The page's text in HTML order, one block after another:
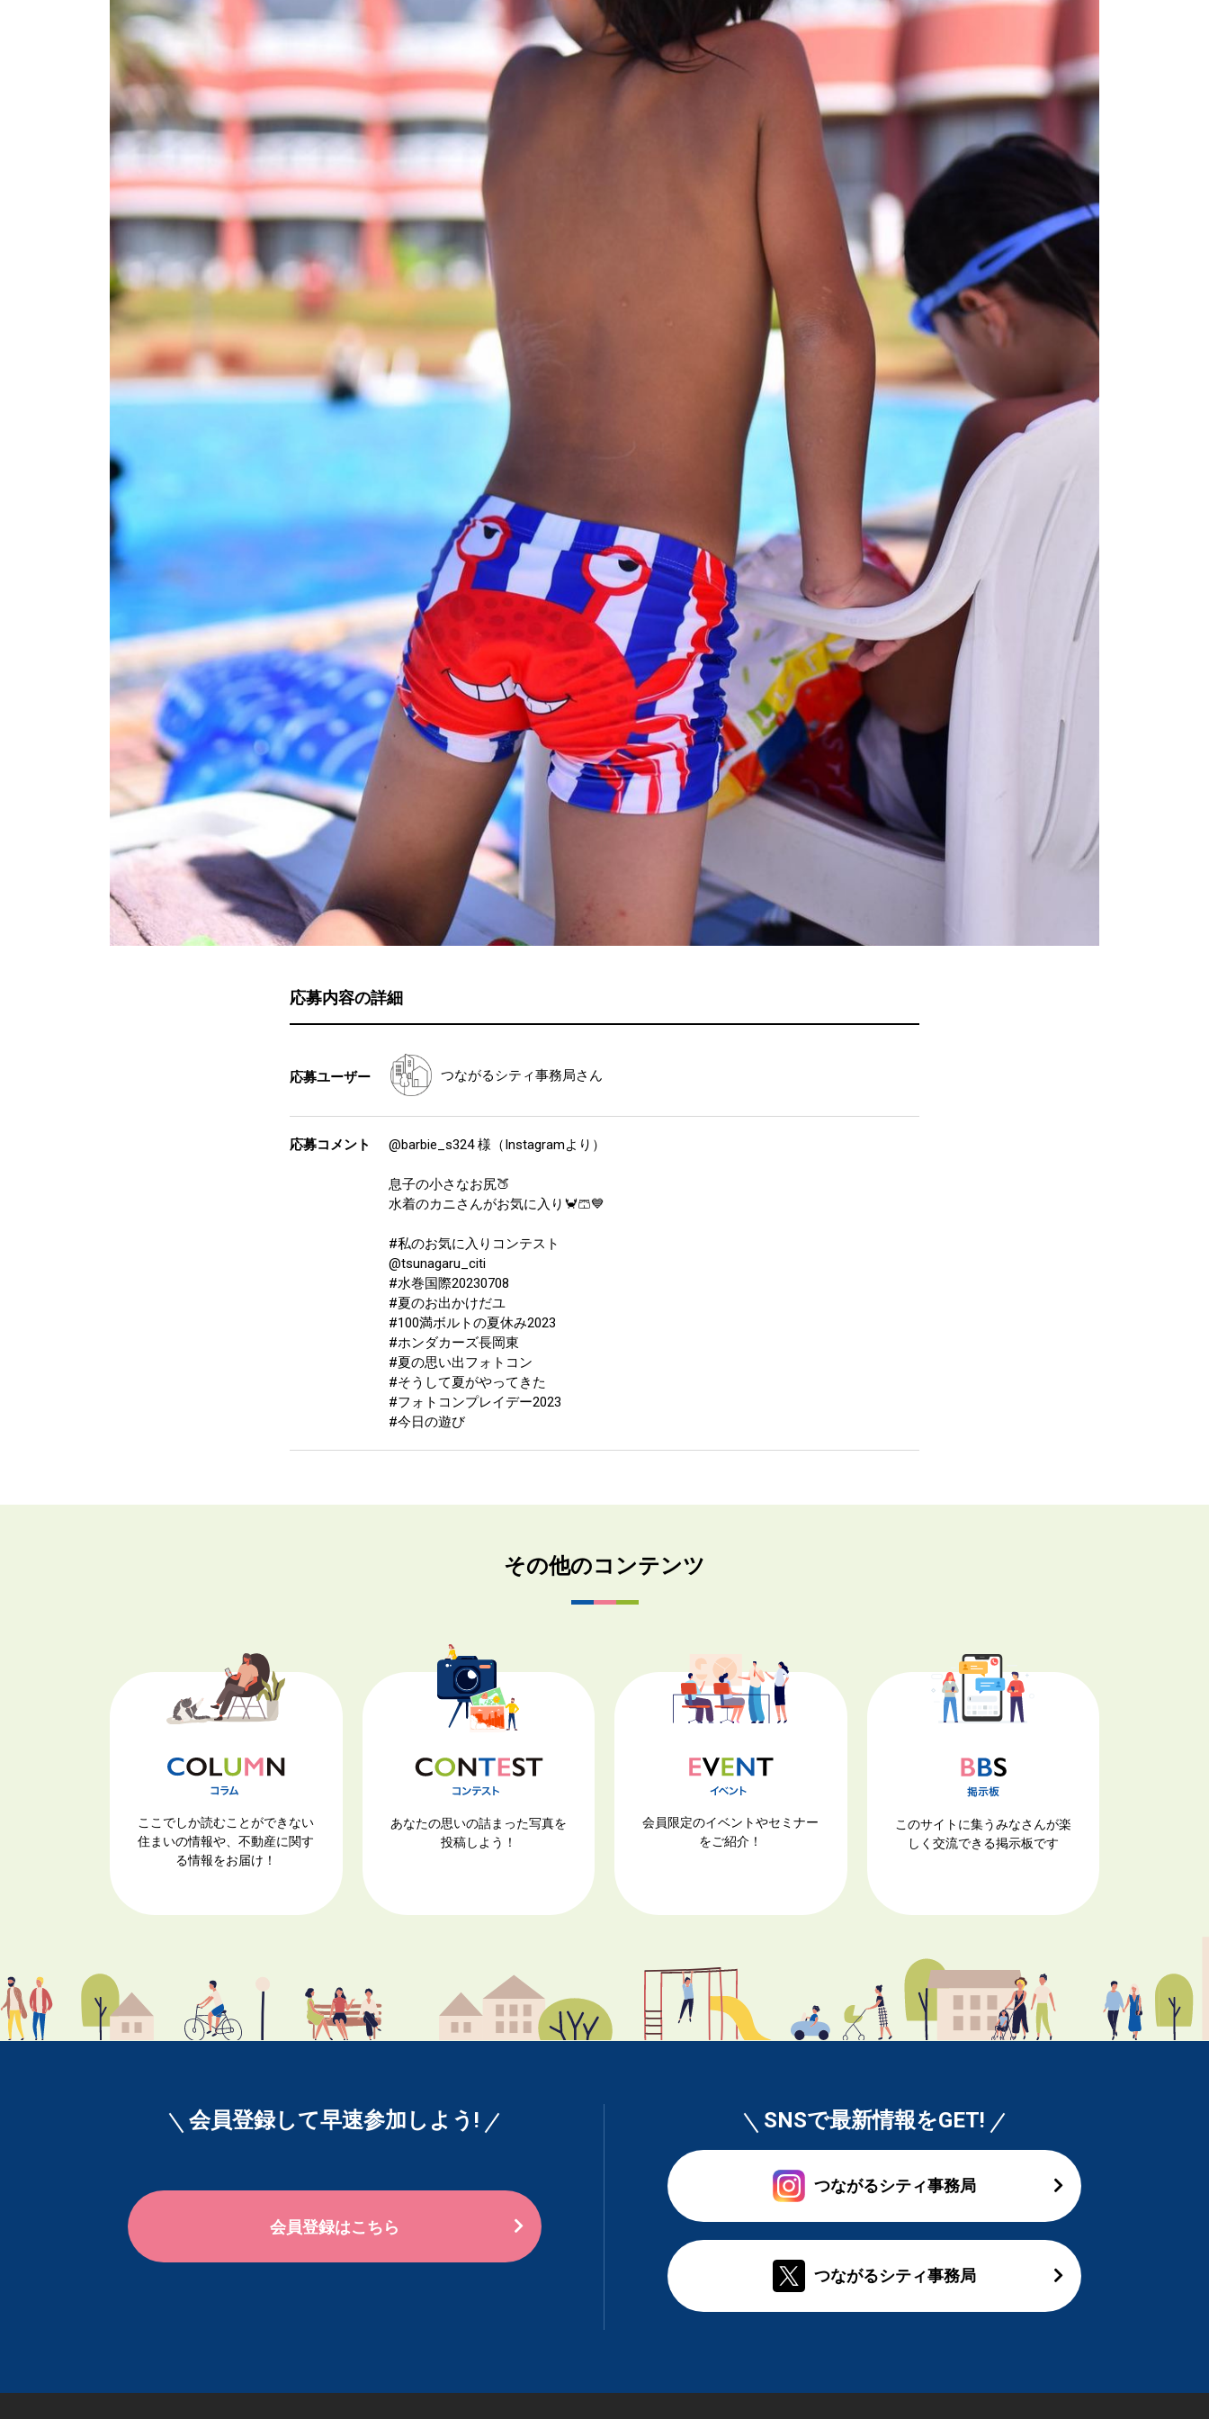
応募内容の詳細
応募ユーザー つながるシティ事務局さん
応募コメント @barbie_s324 様（Instagramより）
息子の小さなお尻🍑
水着のカニさんがお気に入り🦀🩳💙
#私のお気に入りコンテスト
@tsunagaru_citi
#水巻国際20230708
#夏のお出かけだユ
#100満ボルトの夏休み2023
#ホンダカーズ長岡東
#夏の思い出フォトコン
#そうして夏がやってきた
#フォトコンプレイデー2023
#今日の遊び
その他のコンテンツ
ここでしか読むことができない
住まいの情報や、不動産に関す
る情報をお届け！
あなたの思いの詰まった写真を
投稿しよう！
会員限定のイベントやセミナー
をご紹介！
このサイトに集うみなさんが楽
しく交流できる掲示板です
会員登録して早速参加しよう!
会員登録はこちら
SNSで最新情報をGET!
つながるシティ事務局
つながるシティ事務局